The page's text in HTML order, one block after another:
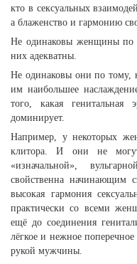
кто в сексуальных
а блаженство и гармонию
Не одинаковы женщины по
них адекватны.
Не одинаковы они по тому,
им наибольшее
того, какая
доминирует.
Например, у некоторых
клитора. И они не
«изначальной»,
свойственна начинающим
высокая гармония
практически со всеми
ещё до соединения
лёгкое и нежное
рукой мужчины.